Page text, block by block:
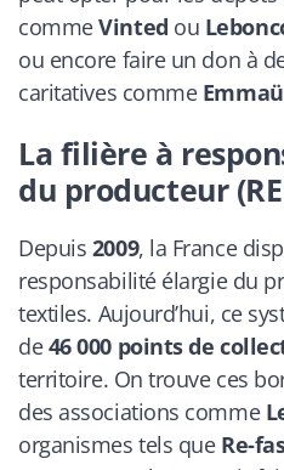
commeVinted ou
ou encore faire un don à
caritatives comme
La filière à
du producteur
Depuis 2009, la France
responsabilité élargie du
textiles. Aujourd’hui, ce
de46 000 points de
territoire. On trouve ces
des associations comme
organismes tels que Re-